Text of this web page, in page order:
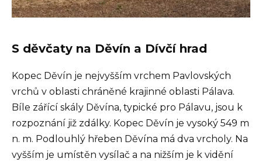
S děvčaty na Děvín a Dívčí hrad
Kopec Děvín je nejvyšším vrchem Pavlovských
vrchů v oblasti chráněné krajinné oblasti Pálava.
Bíle zářící skály Děvína, typické pro Pálavu, jsou k
rozpoznání již zdálky. Kopec Děvín je vysoký 549 m
n. m. Podlouhlý hřeben Děvína má dva vrcholy. Na
vyšším je umístěn vysílač a na nižším je k vidění